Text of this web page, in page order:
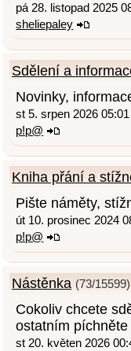
pá 28. listopad 2025
sheliepaley
Sdělení a
Novinky,
st 5. srpen 2026 05:01
p!p@
Kniha přání a
Pište náměty,
út 10. prosinec 2024
p!p@
Nástěnka (73/15599)
Cokoliv chcete
ostatním píchněte
st 20. květen 2026